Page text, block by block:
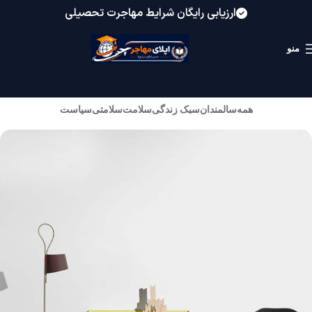
ارزیابی رایگان شرایط مهاجرت تحصیلی
منو
همهسالمندانسبک زندگیسلامتسلامتیسیاست